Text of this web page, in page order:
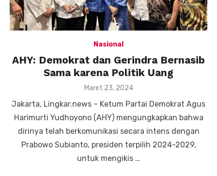
Nasional
AHY: Demokrat dan Gerindra Bernasib
Sama karena Politik Uang
Posted
Maret 23, 2024
Jakarta, Lingkar.news – Ketum Partai Demokrat Agus
Harimurti Yudhoyono (AHY) mengungkapkan bahwa
dirinya telah berkomunikasi secara intens dengan
Prabowo Subianto, presiden terpilih 2024-2029,
untuk mengikis …